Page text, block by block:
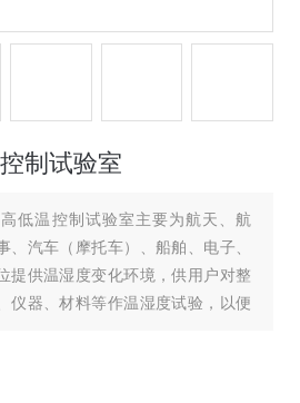
制试验室
低温控制试验室主要为航天、航
、汽车（摩托车）、船舶、电子、
提供温湿度变化环境，供用户对整
仪器、材料等作温湿度试验，以便
格鉴定试验全过程的重要试验手